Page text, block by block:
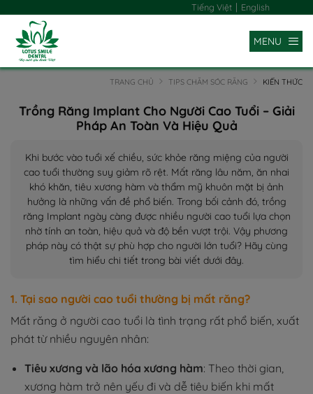
Tiếng Việt | English
MENU
TRANG CHỦ TIPS CHĂM SÓC RĂNG KIẾN THỨC
Trồng Răng Implant Cho Người Cao Tuổi – Giải
Pháp An Toàn Và Hiệu Quả
Khi bước vào tuổi xế chiều, sức khỏe răng miệng của người
cao tuổi thường suy giảm rõ rệt. Mất răng lâu năm, ăn nhai
khó khăn, tiêu xương hàm và thẩm mỹ khuôn mặt bị ảnh
hưởng là những vấn đề phổ biến. Trong bối cảnh đó, trồng
răng Implant ngày càng được nhiều người cao tuổi lựa chọn
nhờ tính an toàn, hiệu quả và độ bền vượt trội. Vậy phương
pháp này có thật sự phù hợp cho người lớn tuổi? Hãy cùng
tìm hiểu chi tiết trong bài viết dưới đây.
1. Tại sao người cao tuổi thường bị mất răng?
Mất răng ở người cao tuổi là tình trạng rất phổ biến, xuất
phát từ nhiều nguyên nhân:
Tiêu xương và lão hóa xương hàm: Theo thời gian,
xương hàm trở nên yếu đi và dễ tiêu biến khi mất